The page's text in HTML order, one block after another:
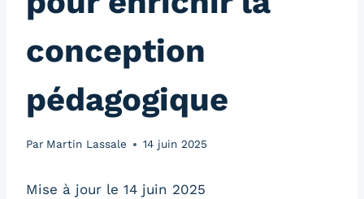
conception
pédagogique
Par Martin Lassale 14 juin 2025
Mise à jour le 14 juin 2025